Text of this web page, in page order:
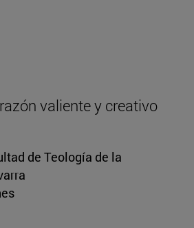
valiente y creativo
de Teología de la